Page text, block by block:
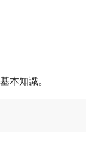
本知識。